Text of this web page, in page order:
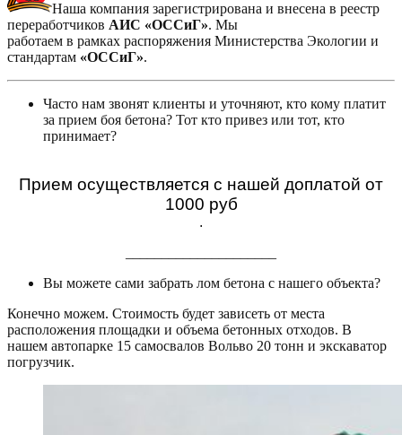
Наша компания зарегистрирована и внесена в реестр
переработчиков АИС «ОССиГ». Мы
работаем в рамках распоряжения Министерства Экологии и
стандартам «ОССиГ».
Часто нам звонят клиенты и уточняют, кто кому платит
за прием боя бетона? Тот кто привез или тот, кто
принимает?
Прием осуществляется с нашей доплатой от
1000 руб
.
Вы можете сами забрать лом бетона с нашего объекта?
Конечно можем. Стоимость будет зависеть от места
расположения площадки и объема бетонных отходов. В
нашем автопарке 15 самосвалов Вольво 20 тонн и экскаватор
погрузчик.